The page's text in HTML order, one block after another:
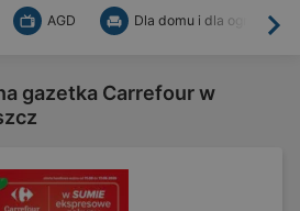
AGD Dla domu i dla ogrodu
gazetka Carrefour w